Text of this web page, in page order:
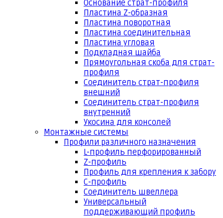
Основание страт-профиля
Пластина Z-образная
Пластина поворотная
Пластина соединительная
Пластина угловая
Подкладная шайба
Прямоугольная скоба для страт-
профиля
Соединитель страт-профиля
внешний
Соединитель страт-профиля
внутренний
Укосина для консолей
Монтажные системы
Профили различного назначения
L-профиль перфорированный
Z-профиль
Профиль для крепления к забору
С-профиль
Соединитель швеллера
Универсальный
поддерживающий профиль